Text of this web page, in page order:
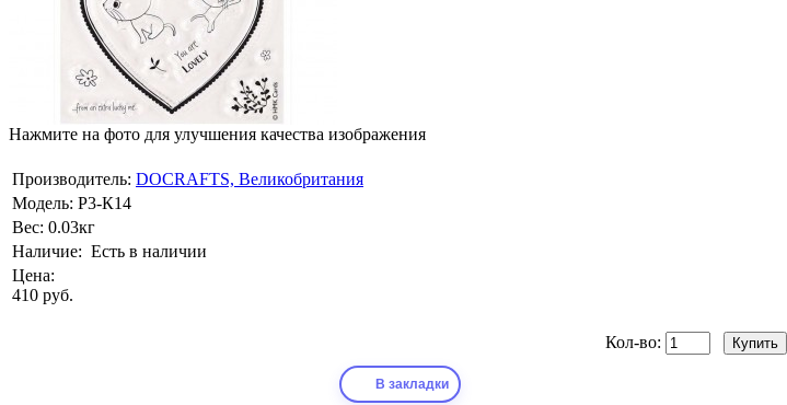
Нажмите на фото для улучшения качества изображения
Производитель: DOCRAFTS, Великобритания
Модель: Р3-К14
Вес: 0.03кг
Наличие: Есть в наличии
Цена:
410 руб.
Кол-во:
В закладки